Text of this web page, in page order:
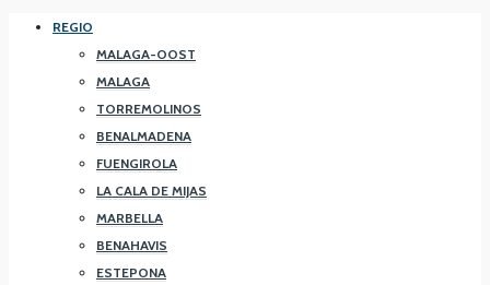
REGIO
MALAGA-OOST
MALAGA
TORREMOLINOS
BENALMADENA
FUENGIROLA
LA CALA DE MIJAS
MARBELLA
BENAHAVIS
ESTEPONA